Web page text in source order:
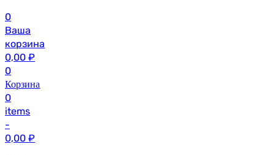
0
Ваша
корзина
0,00 ₽
0
Корзина
0
items
-
0,00 ₽